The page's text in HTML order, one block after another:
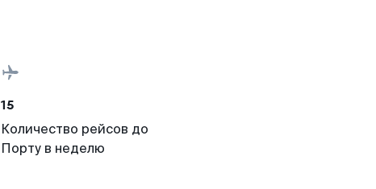
15
Количество рейсов до
Порту в неделю